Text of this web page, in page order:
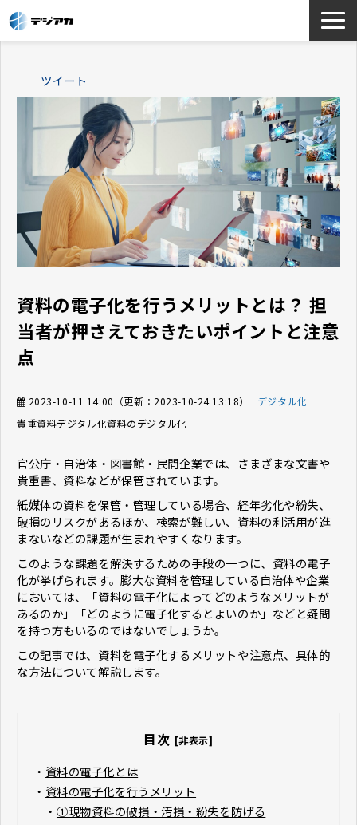
お役立ち情報
よくあるご質問
ツイート
資料の電子化を行うメリットとは？ 担
当者が押さえておきたいポイントと注意
点
2023-10-11 14:00 （更新： 2023-10-24 13:18）
デジタル化
貴重資料デジタル化資料のデジタル化
官公庁・自治体・図書館・民間企業では、さまざまな文書や
貴重書、資料などが保管されています。
紙媒体の資料を保管・管理している場合、経年劣化や紛失、
破損のリスクがあるほか、検索が難しい、資料の利活用が進
まないなどの課題が生まれやすくなります。
このような課題を解決するための手段の一つに、資料の電子
化が挙げられます。膨大な資料を管理している自治体や企業
においては、「資料の電子化によってどのようなメリットが
あるのか」「どのように電子化するとよいのか」などと疑問
を持つ方もいるのではないでしょうか。
この記事では、資料を電子化するメリットや注意点、具体的
な方法について解説します。
目次 [非表示]
・ 資料の電子化とは
・ 資料の電子化を行うメリット
・ ①現物資料の破損・汚損・紛失を防げる